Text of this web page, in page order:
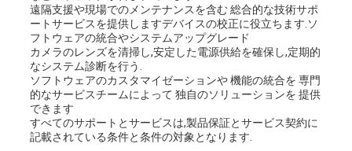
遠隔支援や現場でのメンテナンスを含む 総合的な技術サポ
ートサービスを提供しますデバイスの校正に役立ちます.ソ
フトウェアの統合やシステムアップグレード
カメラのレンズを清掃し,安定した電源供給を確保し,定期的
なシステム診断を行う.
ソフトウェアのカスタマイゼーションや 機能の統合を 専門
的なサービスチームによって 独自のソリューションを 提供
できます
すべてのサポートとサービスは,製品保証とサービス契約に
記載されている条件と条件の対象となります.